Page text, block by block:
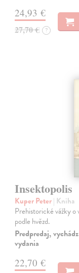
24,93 €
27,70 € ?
Insektopolis
Kuper Peter| Kniha
Prehistorické vážky o
podle hvězd.
Predpredaj,
vydania
22,70 €